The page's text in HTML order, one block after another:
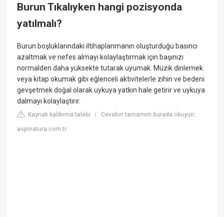
Burun Tıkalıyken hangi pozisyonda
yatılmalı?
Burun boşluklarındaki iltihaplanmanın oluşturduğu basıncı
azaltmak ve nefes almayı kolaylaştırmak için başınızı
normalden daha yüksekte tutarak uyumak. Müzik dinlemek
veya kitap okumak gibi eğlenceli aktivitelerle zihin ve bedeni
gevşetmek doğal olarak uykuya yatkın hale getirir ve uykuya
dalmayı kolaylaştırır.
Kaynak kaldırma talebi |Cevabın tamamını burada okuyun:
aspinatura.com.tr